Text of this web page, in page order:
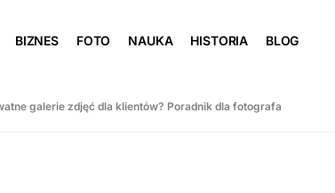
BIZNES FOTO NAUKA HISTORIA BLOG
galerie zdjęć dla klientów? Poradnik dla fotografa